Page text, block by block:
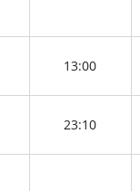
13:00
23:10